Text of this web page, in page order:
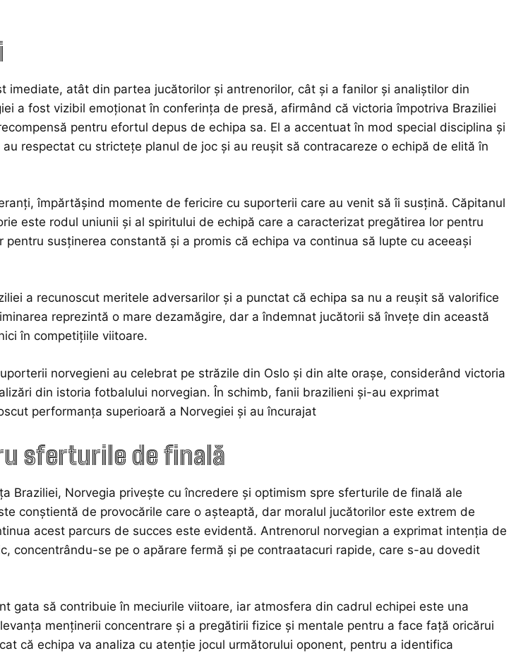
imediate, atât din partea jucătorilor și antrenorilor, cât și a fanilor și analiștilor din
a fost vizibil emoționat în conferința de presă, afirmând că victoria împotriva Braziliei
pentru efortul depus de echipa sa. El a accentuat în mod special disciplina și
respectat cu strictețe planul de joc și au reușit să contracareze o echipă de elită în
împărtășind momente de fericire cu suporterii care au venit să îi susțină. Căpitanul
este rodul uniunii și al spiritului de echipă care a caracterizat pregătirea lor pentru
pentru susținerea constantă și a promis că echipa va continua să lupte cu aceeași
a recunoscut meritele adversarilor și a punctat că echipa sa nu a reușit să valorifice
reprezintă o mare dezamăgire, dar a îndemnat jucătorii să învețe din această
în competițiile viitoare.
norvegieni au celebrat pe străzile din Oslo și din alte orașe, considerând victoria
din istoria fotbalului norvegian. În schimb, fanii brazilieni și-au exprimat
performanța superioară a Norvegiei și au încurajat
sferturile de finală
Braziliei, Norvegia privește cu încredere și optimism spre sferturile de finală ale
conștientă de provocările care o așteaptă, dar moralul jucătorilor este extrem de
acest parcurs de succes este evidentă. Antrenorul norvegian a exprimat intenția de
concentrându-se pe o apărare fermă și pe contraatacuri rapide, care s-au dovedit
gata să contribuie în meciurile viitoare, iar atmosfera din cadrul echipei este una
menținerii concentrare și a pregătirii fizice și mentale pentru a face față oricărui
că echipa va analiza cu atenție jocul următorului oponent, pentru a identifica